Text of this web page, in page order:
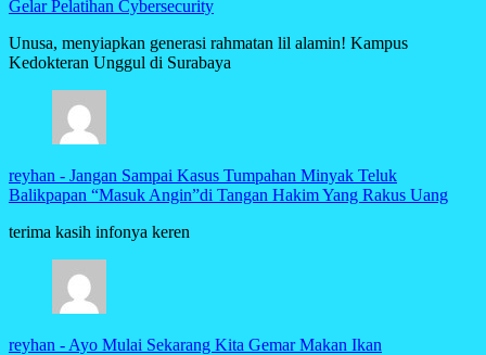
Gelar Pelatihan Cybersecurity
Unusa, menyiapkan generasi rahmatan lil alamin! Kampus
Kedokteran Unggul di Surabaya
reyhan - Jangan Sampai Kasus Tumpahan Minyak Teluk
Balikpapan “Masuk Angin”di Tangan Hakim Yang Rakus Uang
terima kasih infonya keren
reyhan - Ayo Mulai Sekarang Kita Gemar Makan Ikan